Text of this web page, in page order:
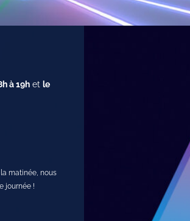
à 19h et le
matinée, nous
journée !